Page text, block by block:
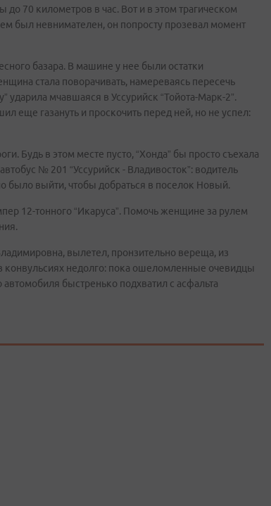
70 километров в час. Вот и в этом трагическом
был невнимателен, он попросту прозевал момент
базара. В машине у нее были остатки
стала поворачивать, намереваясь пересечь
ударила мчавшаяся в Уссурийск “Тойота-Марк-2”.
еще газануть и проскочить перед ней, но не успел:
Будь в этом месте пусто, “Хонда” бы просто съехала
№ 201 “Уссурийск - Владивосток”: водитель
было выйти, чтобы добраться в поселок Новый.
12-тонного “Икаруса”. Помочь женщине за рулем
вылетел, пронзительно вереща, из
недолго: пока ошеломленные очевидцы
быстренько подхватил с асфальта